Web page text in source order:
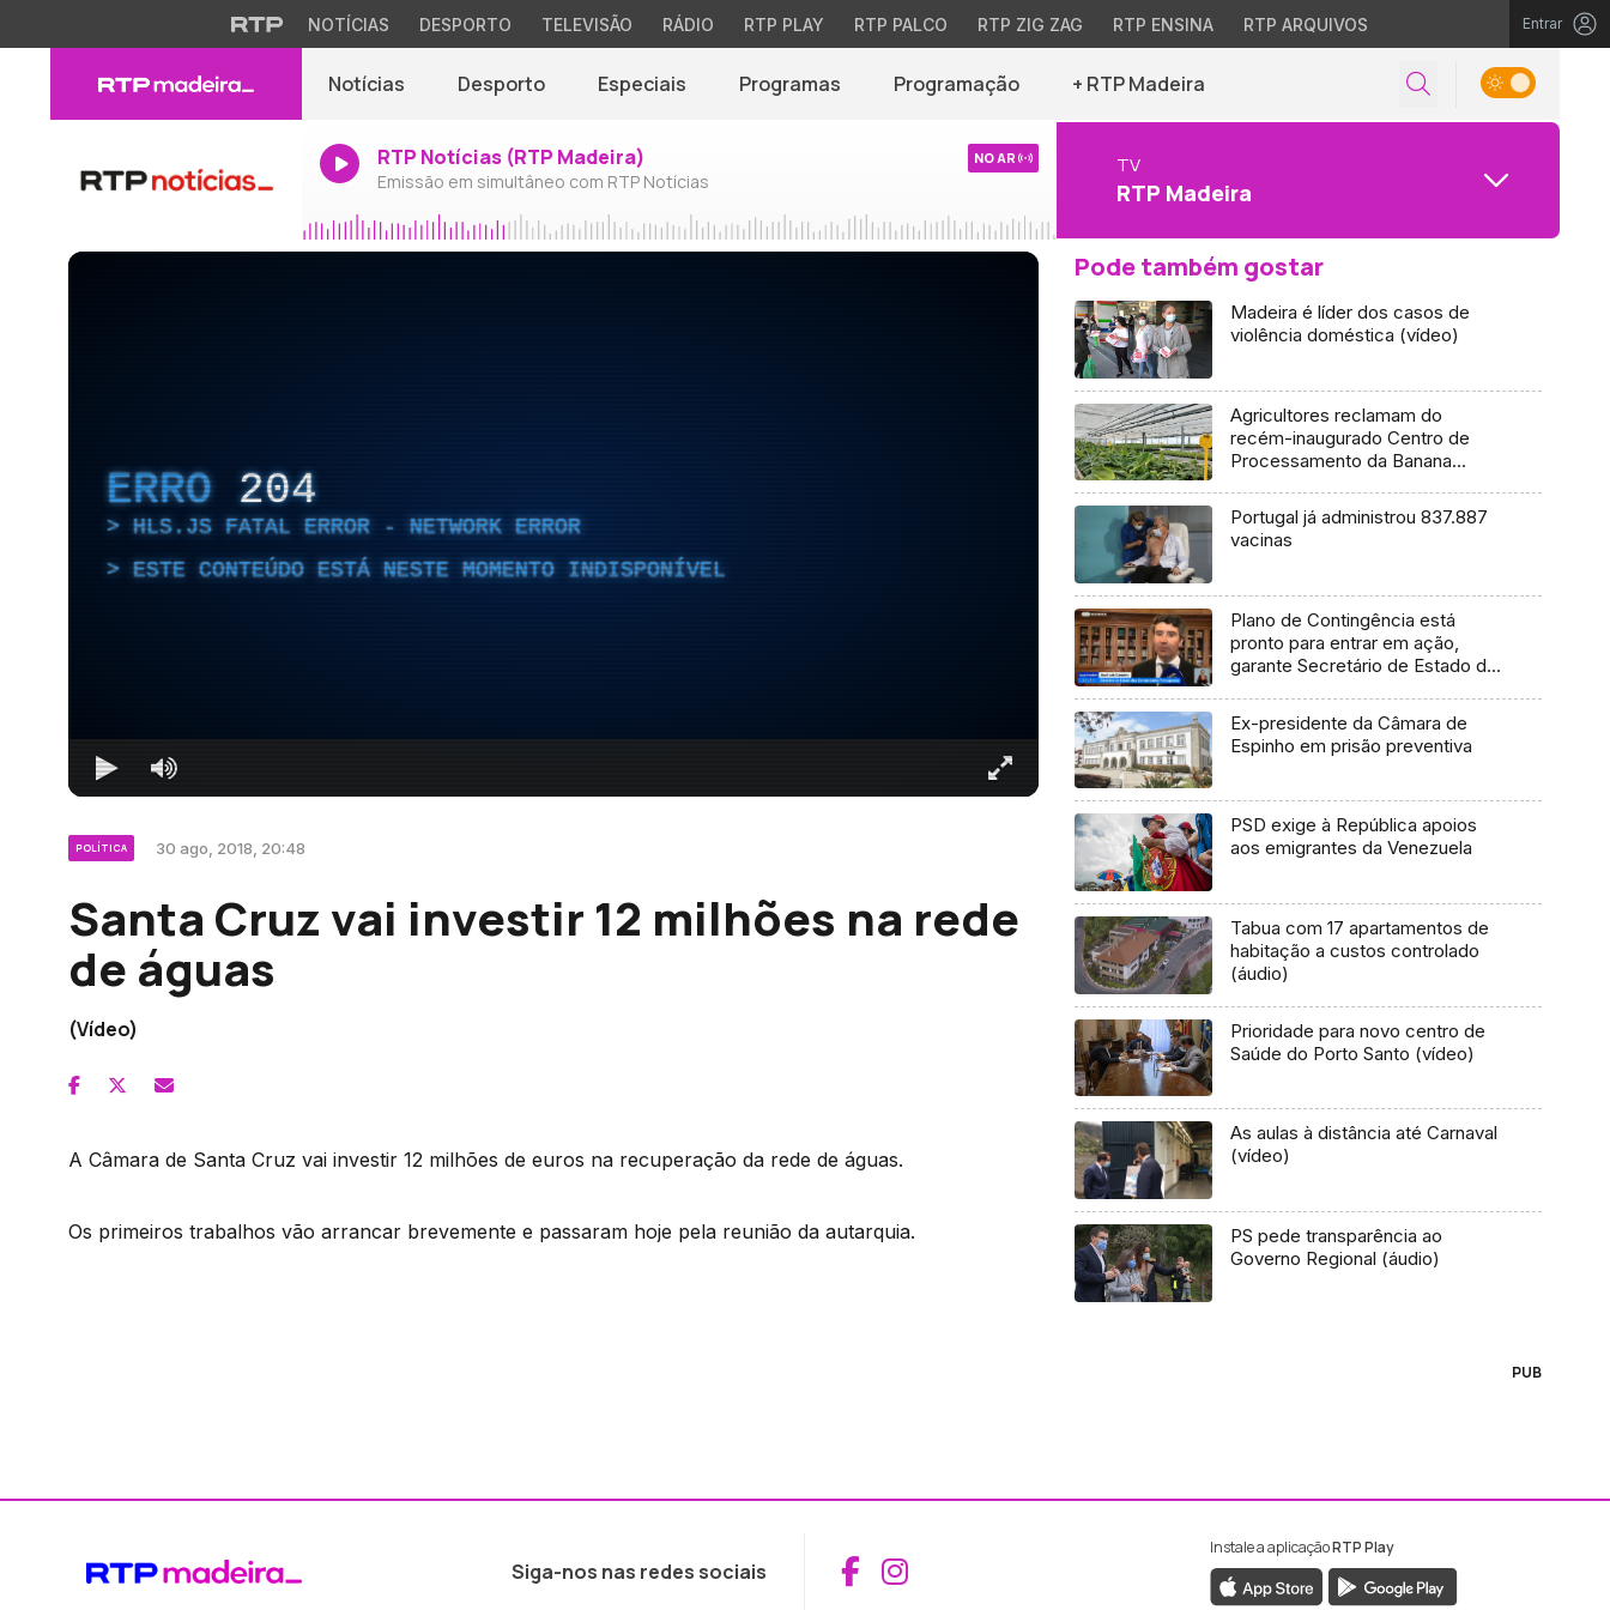
NOTÍCIAS DESPORTO TELEVISÃO RÁDIO RTP PLAY RTP PALCO RTP ZIG ZAG RTP ENSINA RTP ARQUIVOS Entrar
Notícias Desporto Especiais Programas Programação + RTP Madeira
RTP Notícias (RTP Madeira)
Emissão em simultâneo com RTP Notícias
NO AR TV
RTP Madeira
ERRO 204
HLS.JS FATAL ERROR - NETWORK ERROR
ESTE CONTEÚDO ESTÁ NESTE MOMENTO INDISPONÍVEL
POLÍTICA 30 ago, 2018, 20:48
Santa Cruz vai investir 12 milhões na rede
de águas
(Vídeo)
A Câmara de Santa Cruz vai investir 12 milhões de euros na recuperação da rede de águas.
Os primeiros trabalhos vão arrancar brevemente e passaram hoje pela reunião da autarquia.
Pode também gostar
Madeira é líder dos casos de
violência doméstica (vídeo)
Agricultores reclamam do
recém-inaugurado Centro de
Processamento da Banana
Portugal já administrou 837.887
vacinas
Plano de Contingência está
pronto para entrar em ação,
garante Secretário de Estado das
Ex-presidente da Câmara de
Espinho em prisão preventiva
PSD exige à República apoios
aos emigrantes da Venezuela
Tabua com 17 apartamentos de
habitação a custos controlado
(áudio)
Prioridade para novo centro de
Saúde do Porto Santo (vídeo)
As aulas à distância até Carnaval
(vídeo)
PS pede transparência ao
Governo Regional (áudio)
PUB
Siga-nos nas redes sociais Aceder ao Facebook da RTP Madeira
Aceder ao Instagram da RTP Madeira
Instale a aplicaçãoRTP Play